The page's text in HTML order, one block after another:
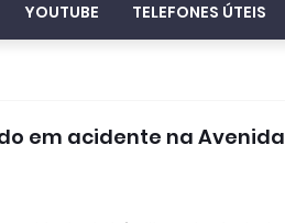
YOUTUBE TELEFONES ÚTEIS
em acidente na Avenida